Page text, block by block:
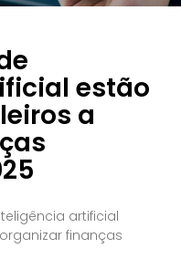
estão
a
artificial
finanças